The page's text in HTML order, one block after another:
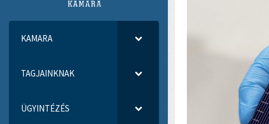
KAMARA
TAGJAINKNAK
ÜGYINTÉZÉS